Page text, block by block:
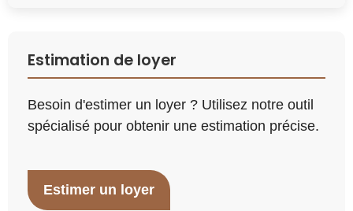
Estimation de loyer
Besoin d'estimer un loyer ? Utilisez notre outil
spécialisé pour obtenir une estimation précise.
Estimer un loyer